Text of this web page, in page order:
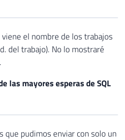
el nombre de los trabajos
del trabajo). No lo mostraré
las mayores esperas de SQL
que pudimos enviar con solo un